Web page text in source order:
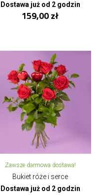
Dostawa już od 2 godzin
159,00 zł
Zawsze darmowa dostawa!
Bukiet róże i serce
Dostawa już od 2 godzin